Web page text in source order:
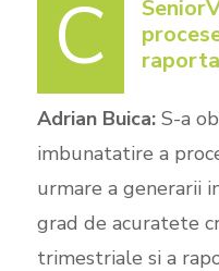
C
Adrian Buica:S-a
imbunatatire a
urmare a generarii
grad de acuratete
trimestriale si a